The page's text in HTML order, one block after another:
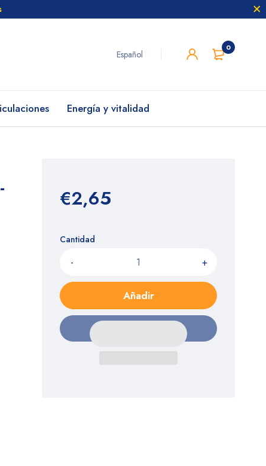
Español
0
Energía y vitalidad
€2,65
Cantidad
- +
Añadir